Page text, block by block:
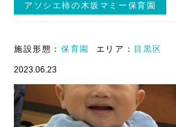
アソシエ柿の木坂マミー保育園
施設形態： 保育園 エリア： 目黒区
2023.06.23